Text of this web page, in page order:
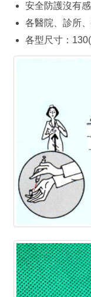
安全防護沒有
各醫院、診所
各型尺寸：